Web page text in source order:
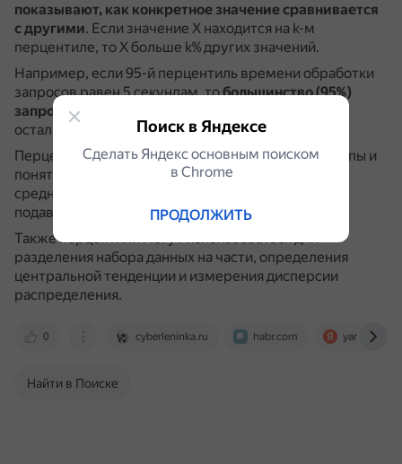
показывают, как конкретное значение сравнивается
с другими. Если значение X находится на k-м
перцентиле, то X больше k% других значений.
Например, если 95-й перцентиль времени обработки
запросов равен 5 секундам, тобольшинство (95%)
запросов обработано за 5 секунд или меньше
остальные 5% — дольше.
Перцентили позволяют разделить массив на группы и
понять, на какие категории делятся элементы: «в
среднем такие-то», «в основном такие-то», «в
подавляющем большинстве такие-то» и т. д..
Также перцентили могут использоваться для
разделения набора данных на части, определения
центральной тенденции и измерения дисперсии
распределения.
0 cyberleninka.ru habr.com yandex.ru
Найти в Поиске
Поиск в Яндексе
Сделать Яндекс основным поиском
в Сhrome
ПРОДОЛЖИТЬ